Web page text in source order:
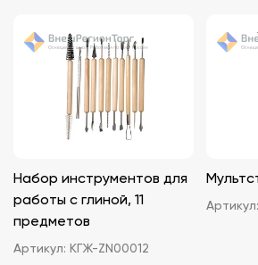
Набор инструментов для
работы с глиной, 11
предметов
Артикул: КГЖ-ZN00012
Артикул: